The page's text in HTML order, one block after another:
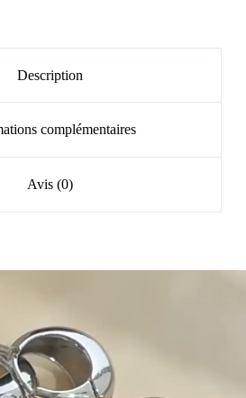
Description
complémentaires
Avis (0)